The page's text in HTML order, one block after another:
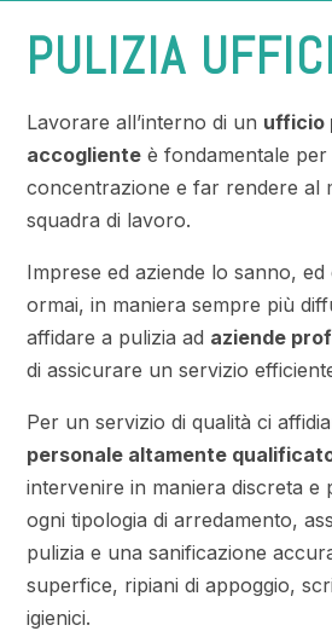
PULIZIA
Lavorare all’interno di un ufficio
accogliente è fondamentale
concentrazione e far rendere al
squadra di lavoro.
Imprese ed aziende lo sanno,
ormai, in maniera sempre più
affidare a pulizia ad aziende
di assicurare un servizio
Per un servizio di qualità ci
personale altamente
intervenire in maniera discreta e
ogni tipologia di arredamento,
pulizia e una sanificazione
superfice, ripiani di appoggio,
igienici.